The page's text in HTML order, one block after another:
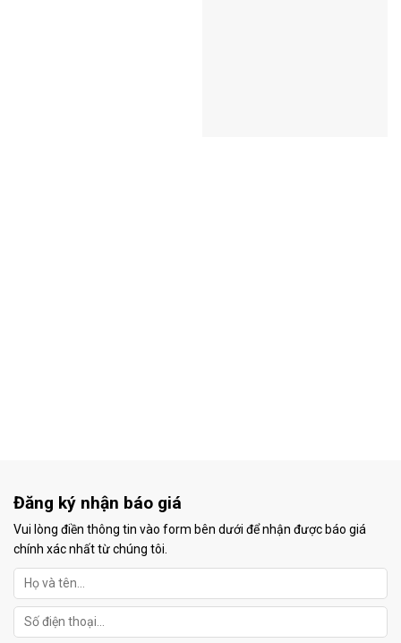
Đăng ký nhận báo giá
Vui lòng điền thông tin vào form bên dưới để nhận được báo giá
chính xác nhất từ chúng tôi.